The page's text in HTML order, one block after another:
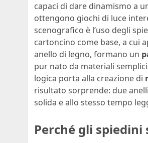
capaci di dare dinamismo a
ottengono giochi di luce
scenografico è l’uso degli
cartoncino come base, a cui
anello di legno, formano un
pur nato da materiali
logica porta alla creazione di
risultato sorprende: due
solida e allo stesso tempo
Perché gli